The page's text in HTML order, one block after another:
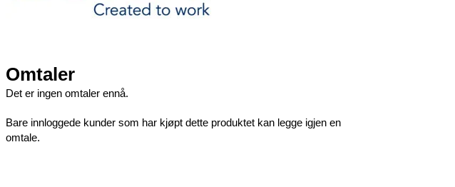
Omtaler
Det er ingen omtaler ennå.
Bare innloggede kunder som har kjøpt dette produktet kan legge igjen en
omtale.